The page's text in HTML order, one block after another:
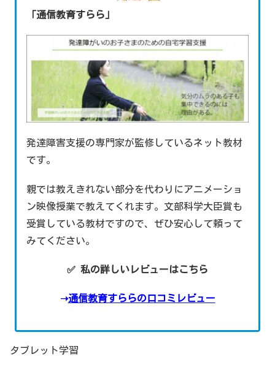
「通信教育すらら」
発達障害支援の専門家が監修しているネット教材
です。
親では教えきれない部分を代わりにアニメーショ
ン映像授業で教えてくれます。文部科学大臣賞も
受賞している教材ですので、ぜひ安心して頼って
みてください。
✅ 私の詳しいレビューはこちら
➝通信教育すららの口コミレビュー
タブレット学習